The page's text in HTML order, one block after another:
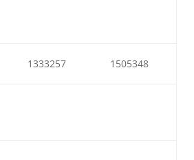
1333257 1505348